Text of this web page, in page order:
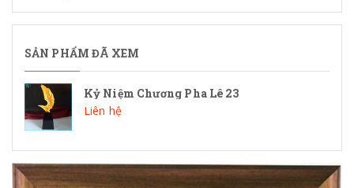
SẢN PHẨM ĐÃ XEM
Kỷ Niệm Chương Pha Lê 23
Liên hệ